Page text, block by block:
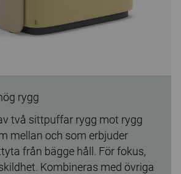
rygg
två sittpuffar rygg mot rygg
mellan och som erbjuder
från bägge håll. För fokus,
Kombineras med övriga